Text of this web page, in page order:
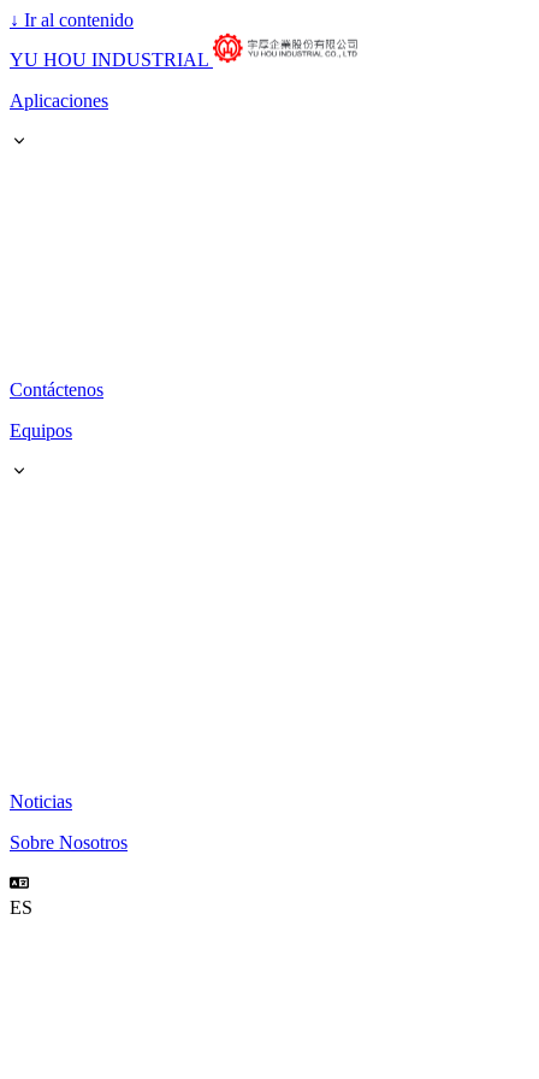
↓ Ir al contenido
YU HOU INDUSTRIAL
Aplicaciones
Contáctenos
Equipos
Noticias
Sobre Nosotros
ES